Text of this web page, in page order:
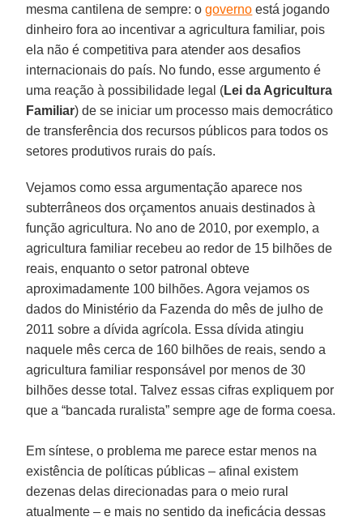
mesma cantilena de sempre: ogoverno está jogando
dinheiro fora ao incentivar a agricultura familiar, pois
ela não é competitiva para atender aos desafios
internacionais do país. No fundo, esse argumento é
uma reação à possibilidade legal (Lei da Agricultura
Familiar) de se iniciar um processo mais democrático
de transferência dos recursos públicos para todos os
setores produtivos rurais do país.
Vejamos como essa argumentação aparece nos
subterrâneos dos orçamentos anuais destinados à
função agricultura. No ano de 2010, por exemplo, a
agricultura familiar recebeu ao redor de 15 bilhões de
reais, enquanto o setor patronal obteve
aproximadamente 100 bilhões. Agora vejamos os
dados do Ministério da Fazenda do mês de julho de
2011 sobre a dívida agrícola. Essa dívida atingiu
naquele mês cerca de 160 bilhões de reais, sendo a
agricultura familiar responsável por menos de 30
bilhões desse total. Talvez essas cifras expliquem por
que a “bancada ruralista” sempre age de forma coesa.
Em síntese, o problema me parece estar menos na
existência de políticas públicas – afinal existem
dezenas delas direcionadas para o meio rural
atualmente – e mais no sentido da ineficácia dessas